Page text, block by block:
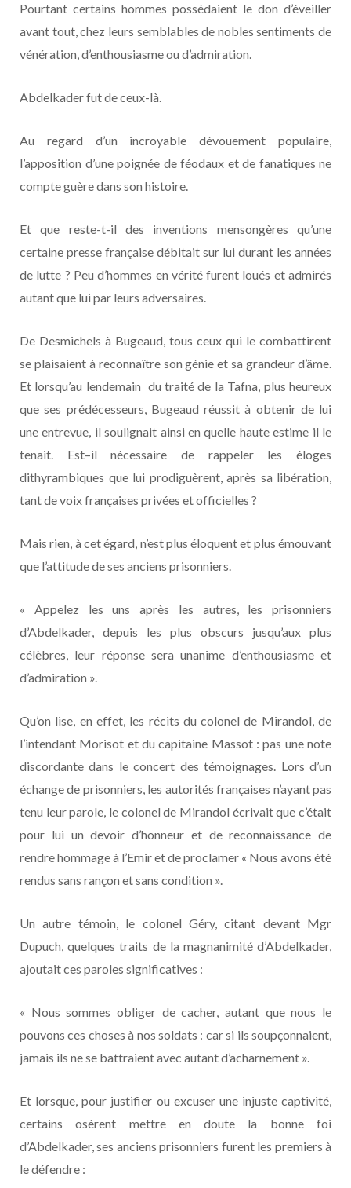
Pourtant certains hommes possédaient le don d’éveiller
avant tout, chez leurs semblables de nobles sentiments de
vénération, d’enthousiasme ou d’admiration.
Abdelkader fut de ceux-là.
Au regard d’un incroyable dévouement populaire,
l’apposition d’une poignée de féodaux et de fanatiques ne
compte guère dans son histoire.
Et que reste-t-il des inventions mensongères qu’une
certaine presse française débitait sur lui durant les années
de lutte ? Peu d’hommes en vérité furent loués et admirés
autant que lui par leurs adversaires.
De Desmichels à Bugeaud, tous ceux qui le combattirent
se plaisaient à reconnaître son génie et sa grandeur d’âme.
Et lorsqu’au lendemain du traité de la Tafna, plus heureux
que ses prédécesseurs, Bugeaud réussit à obtenir de lui
une entrevue, il soulignait ainsi en quelle haute estime il le
tenait. Est–il nécessaire de rappeler les éloges
dithyrambiques que lui prodiguèrent, après sa libération,
tant de voix françaises privées et officielles ?
Mais rien, à cet égard, n’est plus éloquent et plus émouvant
que l’attitude de ses anciens prisonniers.
« Appelez les uns après les autres, les prisonniers
d’Abdelkader, depuis les plus obscurs jusqu’aux plus
célèbres, leur réponse sera unanime d’enthousiasme et
d’admiration ».
Qu’on lise, en effet, les récits du colonel de Mirandol, de
l’intendant Morisot et du capitaine Massot : pas une note
discordante dans le concert des témoignages. Lors d’un
échange de prisonniers, les autorités françaises n’ayant pas
tenu leur parole, le colonel de Mirandol écrivait que c’était
pour lui un devoir d’honneur et de reconnaissance de
rendre hommage à l’Emir et de proclamer « Nous avons été
rendus sans rançon et sans condition ».
Un autre témoin, le colonel Géry, citant devant Mgr
Dupuch, quelques traits de la magnanimité d’Abdelkader,
ajoutait ces paroles significatives :
« Nous sommes obliger de cacher, autant que nous le
pouvons ces choses à nos soldats : car si ils soupçonnaient,
jamais ils ne se battraient avec autant d’acharnement ».
Et lorsque, pour justifier ou excuser une injuste captivité,
certains osèrent mettre en doute la bonne foi
d’Abdelkader, ses anciens prisonniers furent les premiers à
le défendre :